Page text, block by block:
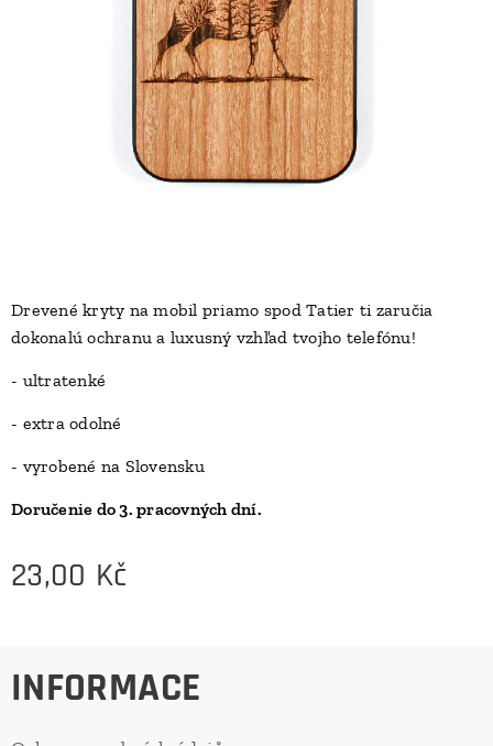
Drevené kryty na mobil priamo spod Tatier ti zaručia
dokonalú ochranu a luxusný vzhľad tvojho telefónu!
- ultratenké
- extra odolné
- vyrobené na Slovensku
Doručenie do 3. pracovných dní.
23,00 Kč
INFORMACE